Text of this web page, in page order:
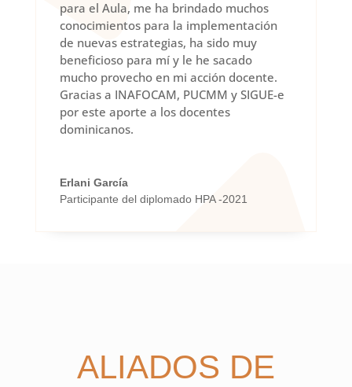
para el Aula, me ha brindado muchos
conocimientos para la implementación
de nuevas estrategias, ha sido muy
beneficioso para mí y le he sacado
mucho provecho en mi acción docente.
Gracias a INAFOCAM, PUCMM y SIGUE-e
por este aporte a los docentes
dominicanos.
Erlani García
Participante del diplomado HPA -2021
ALIADOS DE